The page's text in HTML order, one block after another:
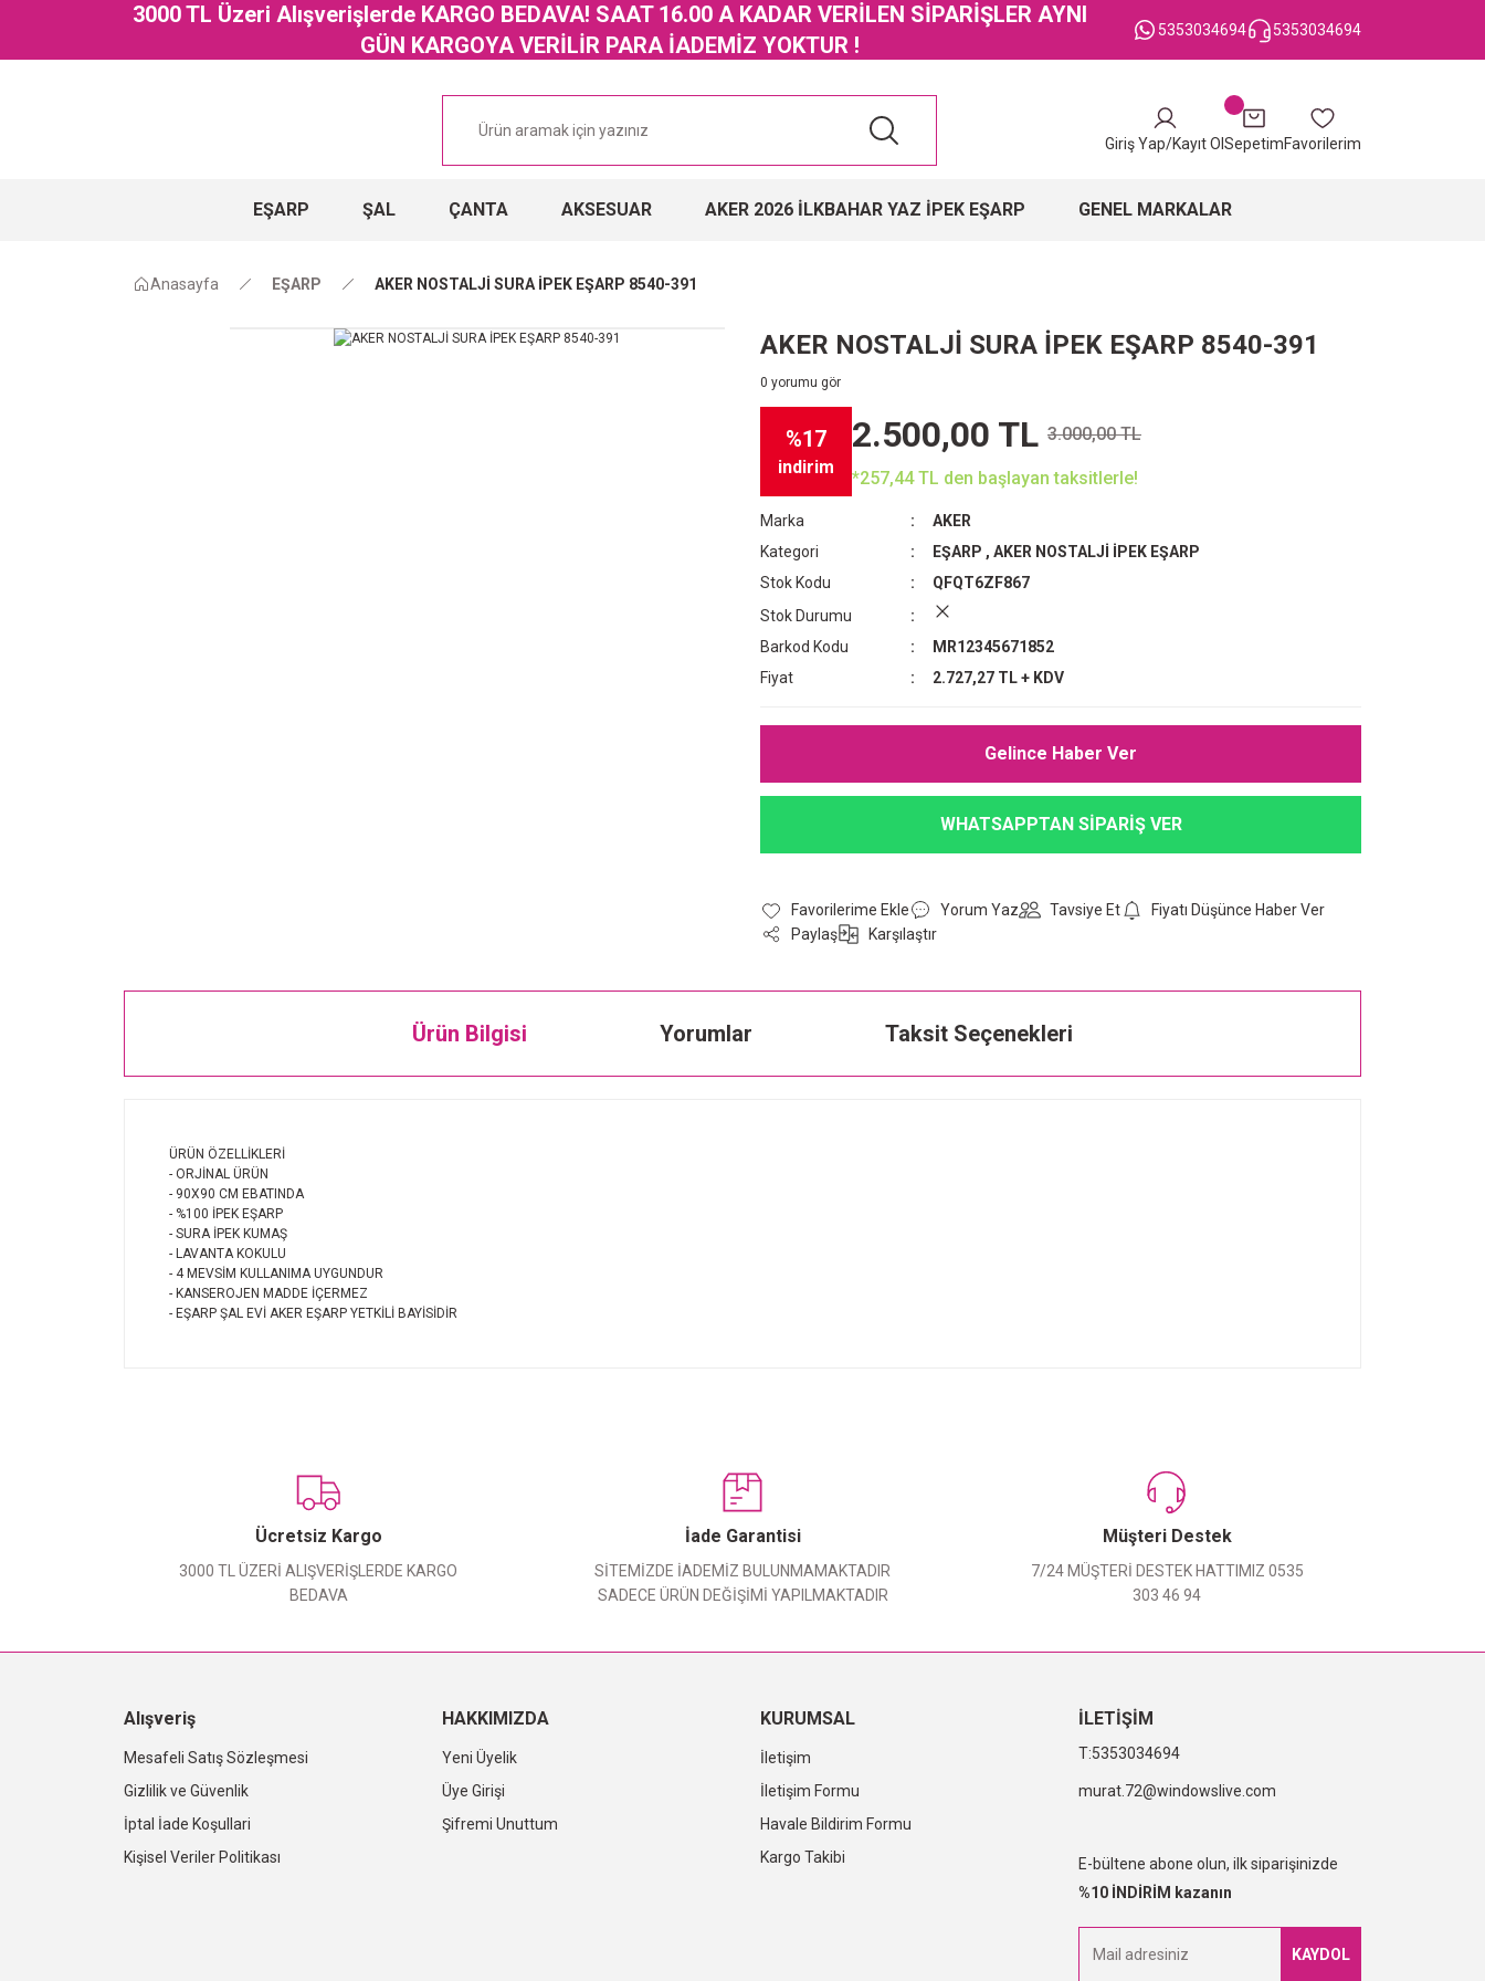
3000 TL Üzeri Alışverişlerde KARGO BEDAVA! SAAT 16.00 A KADAR VERİLEN SİPARİŞLER AYNI
GÜN KARGOYA VERİLİR PARA İADEMİZ YOKTUR !
5353034694 5353034694
Giriş Yap/Kayıt Ol SepetimFavorilerim
EŞARP ŞAL ÇANTA AKSESUAR AKER 2026 İLKBAHAR YAZ İPEK EŞARP GENEL MARKALAR
Anasayfa EŞARP AKER NOSTALJİ SURA İPEK EŞARP 8540-391
AKER NOSTALJİ SURA İPEK EŞARP 8540-391
0 yorumu gör
%17
indirim
2.500,00 TL 3.000,00 TL
*257,44 TL den başlayan taksitlerle!
Marka
AKER
Kategori
EŞARP , AKER NOSTALJİ İPEK EŞARP
Stok Kodu
QFQT6ZF867
Stok Durumu
Barkod Kodu
MR12345671852
Fiyat
2.727,27 TL + KDV
Gelince Haber Ver
WHATSAPPTAN SİPARİŞ VER
Yorum Yaz Tavsiye Et
Fiyatı Düşünce Haber Ver
Paylaş
Karşılaştır
Ürün Bilgisi Yorumlar Taksit Seçenekleri
ÜRÜN ÖZELLİKLERİ
- ORJİNAL ÜRÜN
- 90X90 CM EBATINDA
- %100 İPEK EŞARP
- SURA İPEK KUMAŞ
- LAVANTA KOKULU
- 4 MEVSİM KULLANIMA UYGUNDUR
- KANSEROJEN MADDE İÇERMEZ
- EŞARP ŞAL EVİ AKER EŞARP YETKİLİ BAYİSİDİR
Yorum Yaz
Ücretsiz Kargo
3000 TL ÜZERİ ALIŞVERİŞLERDE KARGO
BEDAVA
İade Garantisi
SİTEMİZDE İADEMİZ BULUNMAMAKTADIR
SADECE ÜRÜN DEĞİŞİMİ YAPILMAKTADIR
Müşteri Destek
7/24 MÜŞTERİ DESTEK HATTIMIZ 0535
303 46 94
Alışveriş
Mesafeli Satış Sözleşmesi
Gizlilik ve Güvenlik
İptal İade Koşullari
Kişisel Veriler Politikası
HAKKIMIZDA
Yeni Üyelik
Üye Girişi
Şifremi Unuttum
KURUMSAL
İletişim
İletişim Formu
Havale Bildirim Formu
Kargo Takibi
İLETİŞİM
5353034694
murat.72@windowslive.com
E-bültene abone olun, ilk siparişinizde
%10 İNDİRİM kazanın
KAYDOL